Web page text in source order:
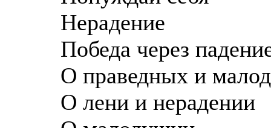
Нерадение
Победа через
О праведных и
О лени и нерадении